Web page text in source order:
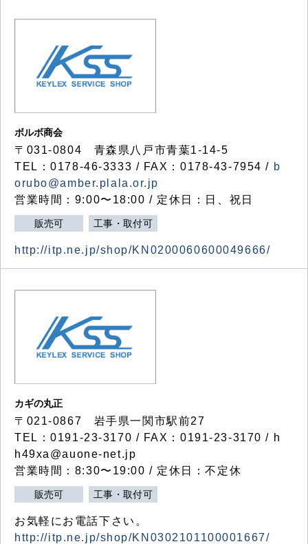
ボルボ商会
〒031-0804 青森県八戸市青葉1-14-5
TEL：0178-46-3333 / FAX：0178-43-7954 / b
orubo@amber.plala.or.jp
営業時間：9:00〜18:00 / 定休日：日、祝日
販売可 工事・取付可
http://itp.ne.jp/shop/KN0200060600049666/
カギの丸正
〒021-0867 岩手県一関市駅前27
TEL：0191-23-3170 / FAX：0191-23-3170 / h
h49xa@auone-net.jp
営業時間：8:30〜19:00 / 定休日：不定休
販売可 工事・取付可
お気軽にお電話下さい。
http://itp.ne.jp/shop/KN0302101100001667/